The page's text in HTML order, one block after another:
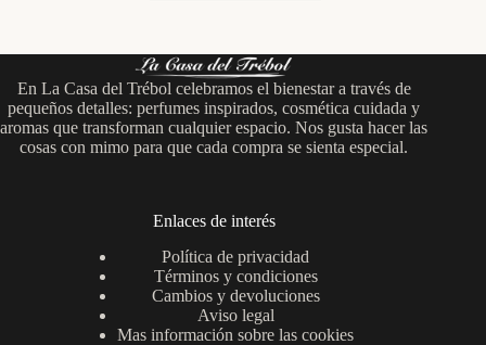
En La Casa del Trébol celebramos el bienestar a través de
pequeños detalles: perfumes inspirados, cosmética cuidada y
aromas que transforman cualquier espacio. Nos gusta hacer las
cosas con mimo para que cada compra se sienta especial.
Enlaces de interés
Política de privacidad
Términos y condiciones
Cambios y devoluciones
Aviso legal
Mas información sobre las cookies